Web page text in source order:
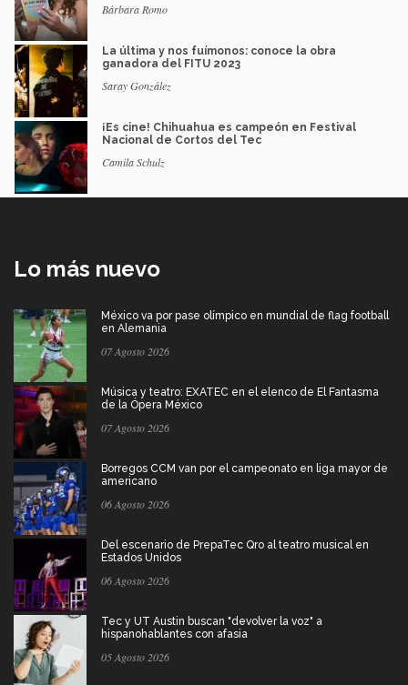
Bárbara Romo
La última y nos fuímonos: conoce la obra
ganadora del FITU 2023
Saray González
¡Es cine! Chihuahua es campeón en Festival
Nacional de Cortos del Tec
Camila Schulz
Lo más nuevo
México va por pase olímpico en mundial de flag football
en Alemania
07 Agosto 2026
Música y teatro: EXATEC en el elenco de El Fantasma
de la Ópera México
07 Agosto 2026
Borregos CCM van por el campeonato en liga mayor de
americano
06 Agosto 2026
Del escenario de PrepaTec Qro al teatro musical en
Estados Unidos
06 Agosto 2026
Tec y UT Austin buscan "devolver la voz" a
hispanohablantes con afasia
05 Agosto 2026